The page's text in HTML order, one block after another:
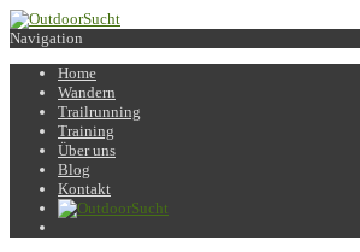
Navigation
Home
Wandern
Trailrunning
Training
Über uns
Blog
Kontakt